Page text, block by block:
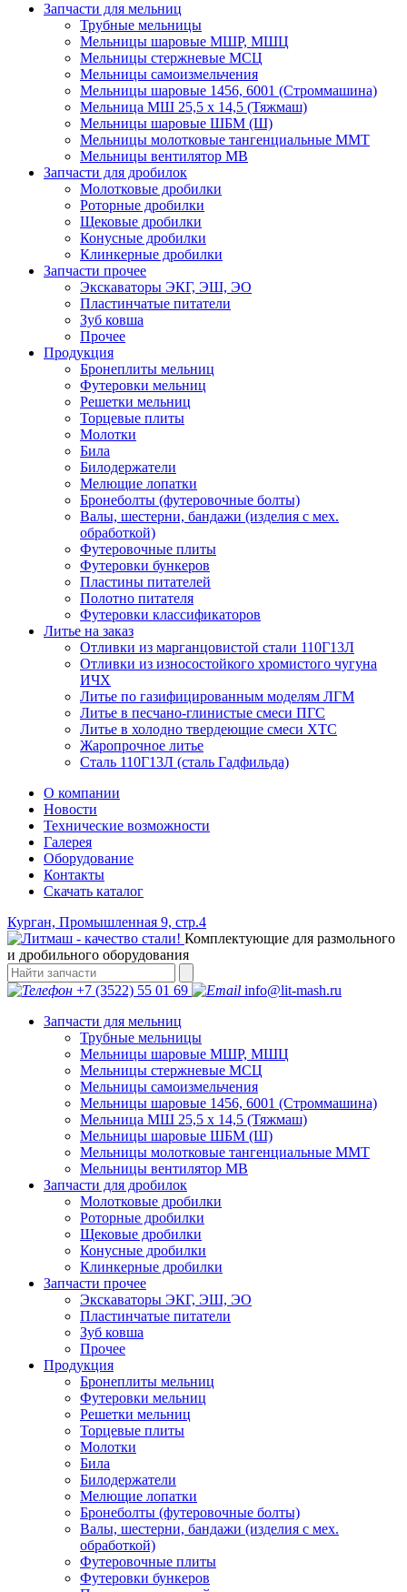
Запчасти для мельниц
Трубные мельницы
Мельницы шаровые МШР, МШЦ
Мельницы стержневые МСЦ
Мельницы самоизмельчения
Мельницы шаровые 1456, 6001 (Строммашина)
Мельница МШ 25,5 х 14,5 (Тяжмаш)
Мельницы шаровые ШБМ (Ш)
Мельницы молотковые тангенциальные ММТ
Мельницы вентилятор МВ
Запчасти для дробилок
Молотковые дробилки
Роторные дробилки
Щековые дробилки
Конусные дробилки
Клинкерные дробилки
Запчасти прочее
Экскаваторы ЭКГ, ЭШ, ЭО
Пластинчатые питатели
Зуб ковша
Прочее
Продукция
Бронеплиты мельниц
Футеровки мельниц
Решетки мельниц
Торцевые плиты
Молотки
Била
Билодержатели
Мелющие лопатки
Бронеболты (футеровочные болты)
Валы, шестерни, бандажи (изделия с мех.
обработкой)
Футеровочные плиты
Футеровки бункеров
Пластины питателей
Полотно питателя
Футеровки классификаторов
Литье на заказ
Отливки из марганцовистой стали 110Г13Л
Отливки из износостойкого хромистого чугуна
ИЧХ
Литье по газифицированным моделям ЛГМ
Литье в песчано-глинистые смеси ПГС
Литье в холодно твердеющие смеси ХТС
Жаропрочное литье
Сталь 110Г13Л (сталь Гадфильда)
О компании
Новости
Технические возможности
Галерея
Оборудование
Контакты
Скачать каталог
Курган, Промышленная 9, стр.4
Комплектующие для размольного
и дробильного оборудования
+7 (3522) 55 01 69
info@lit-mash.ru
Запчасти для мельниц
Трубные мельницы
Мельницы шаровые МШР, МШЦ
Мельницы стержневые МСЦ
Мельницы самоизмельчения
Мельницы шаровые 1456, 6001 (Строммашина)
Мельница МШ 25,5 х 14,5 (Тяжмаш)
Мельницы шаровые ШБМ (Ш)
Мельницы молотковые тангенциальные ММТ
Мельницы вентилятор МВ
Запчасти для дробилок
Молотковые дробилки
Роторные дробилки
Щековые дробилки
Конусные дробилки
Клинкерные дробилки
Запчасти прочее
Экскаваторы ЭКГ, ЭШ, ЭО
Пластинчатые питатели
Зуб ковша
Прочее
Продукция
Бронеплиты мельниц
Футеровки мельниц
Решетки мельниц
Торцевые плиты
Молотки
Била
Билодержатели
Мелющие лопатки
Бронеболты (футеровочные болты)
Валы, шестерни, бандажи (изделия с мех.
обработкой)
Футеровочные плиты
Футеровки бункеров